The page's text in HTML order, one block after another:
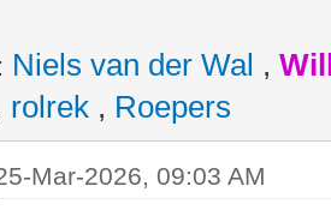
Niels van der Wal ,
rolrek , Roepers
Mar-2026, 09:03 AM